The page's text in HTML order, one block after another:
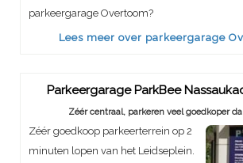
parkeergarage Overtoom?
Lees meer over parkeergarage
Parkeergarage ParkBee
Zéér centraal, parkeren veel goedkoper
Zéér goedkoop parkeerterrein op 2
minuten lopen van het Leidseplein.